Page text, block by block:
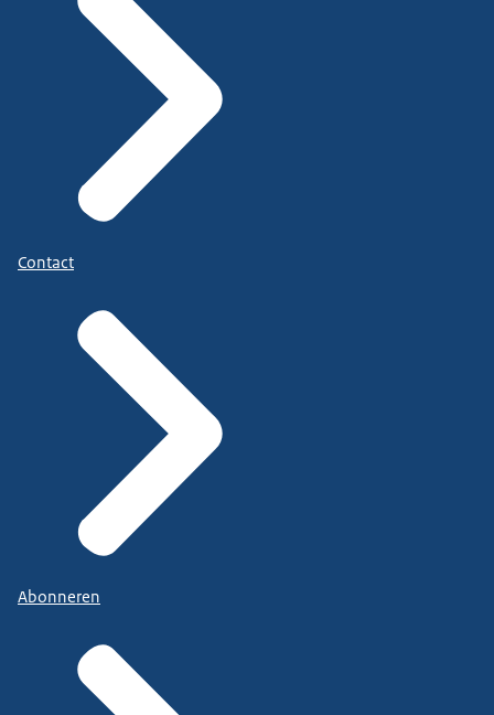
Contact
Abonneren